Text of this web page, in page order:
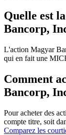
Quelle est
Bancorp,
L'action Magyar
qui en fait une
Comment
Bancorp,
Pour acheter des
compte titre, soit
Comparez les